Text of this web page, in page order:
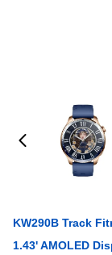
KW290B Track
1.43' AMOLED